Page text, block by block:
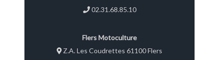
02.31.68.85.10
Flers Motoculture
Z.A. Les Coudrettes 61100 Flers